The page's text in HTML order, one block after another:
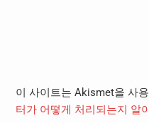
이 사이트는 Akismet을 사
터가 어떻게 처리되는지 알